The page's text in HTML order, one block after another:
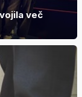
več